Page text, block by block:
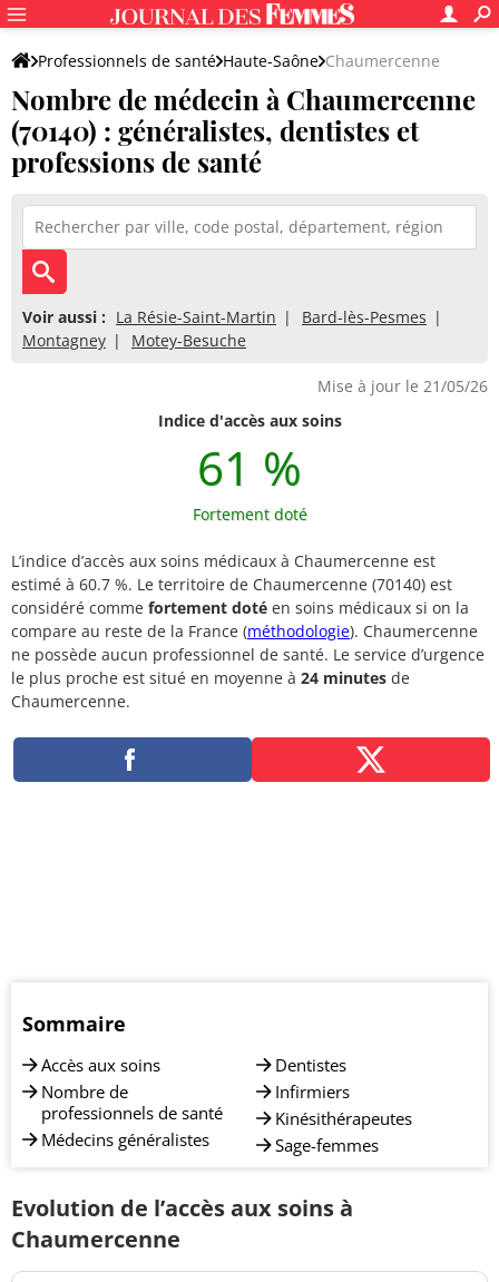
Professionnels de santé Haute-Saône Chaumercenne
Nombre de médecin à Chaumercenne
(70140) : généralistes, dentistes et
professions de santé
Voir aussi : La Résie-Saint-Martin
Bard-lès-Pesmes
Montagney
Motey-Besuche
Mise à jour le 21/05/26
Indice d'accès aux soins
61 %
Fortement doté
L’indice d’accès aux soins médicaux à Chaumercenne est
estimé à 60.7 %. Le territoire de Chaumercenne (70140) est
considéré comme fortement doté en soins médicaux si on la
compare au reste de la France (méthodologie). Chaumercenne
ne possède aucun professionnel de santé. Le service d’urgence
le plus proche est situé en moyenne à 24 minutes de
Chaumercenne.
Sommaire
Accès aux soins
Nombre de
professionnels de santé
Médecins généralistes
Dentistes
Infirmiers
Kinésithérapeutes
Sage-femmes
Evolution de l’accès aux soins à
Chaumercenne